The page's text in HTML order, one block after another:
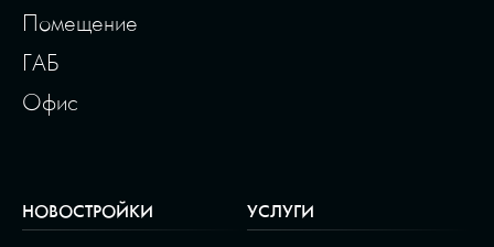
Помещение
ГАБ
Офис
НОВОСТРОЙКИ УСЛУГИ